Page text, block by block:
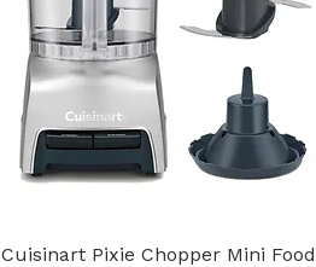
Cuisinart Pixie Chopper Mini Food